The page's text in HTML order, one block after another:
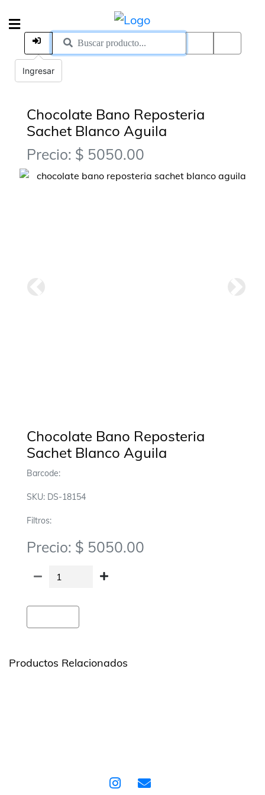
Chocolate Bano Reposteria
Sachet Blanco Aguila
Precio: $ 5050.00
Chocolate Bano Reposteria
Sachet Blanco Aguila
Barcode:
SKU: DS-18154
Filtros:
Precio: $ 5050.00
Productos Relacionados
Ingresar